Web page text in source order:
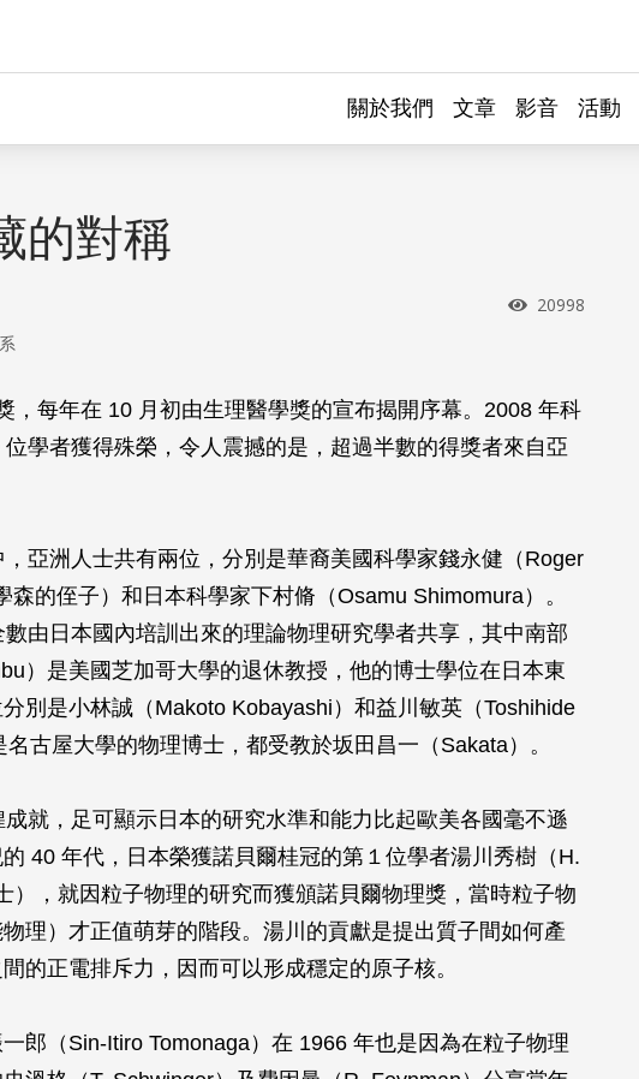
關於我們 文章 影音 活動
的對稱
瀏覽次數
20998
，每年在 10 月初由生理醫學獎的宣布揭開序幕。2008 年科
學者獲得殊榮，令人震撼的是，超過半數的得獎者來自亞
亞洲人士共有兩位，分別是華裔美國科學家錢永健（Roger
森的侄子）和日本科學家下村脩（Osamu Shimomura）。
由日本國內培訓出來的理論物理研究學者共享，其中南部
）是美國芝加哥大學的退休教授，他的博士學位在日本東
別是小林誠（Makoto Kobayashi）和益川敏英（Toshihide
古屋大學的物理博士，都受教於坂田昌一（Sakata）。
就，足可顯示日本的研究水準和能力比起歐美各國毫不遜
40 年代，日本榮獲諾貝爾桂冠的第１位學者湯川秀樹（H.
），就因粒子物理的研究而獲頒諾貝爾物理獎，當時粒子物
理）才正值萌芽的階段。湯川的貢獻是提出質子間如何產
的正電排斥力，因而可以形成穩定的原子核。
郎（Sin-Itiro Tomonaga）在 1966 年也是因為在粒子物理